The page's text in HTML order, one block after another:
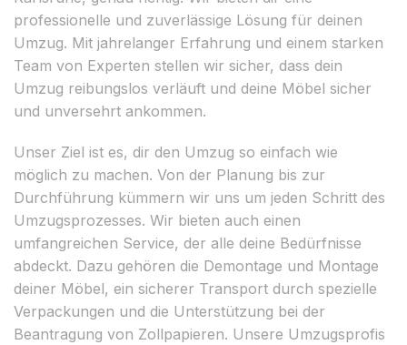
professionelle und zuverlässige Lösung für deinen
Umzug. Mit jahrelanger Erfahrung und einem starken
Team von Experten stellen wir sicher, dass dein
Umzug reibungslos verläuft und deine Möbel sicher
und unversehrt ankommen.
Unser Ziel ist es, dir den Umzug so einfach wie
möglich zu machen. Von der Planung bis zur
Durchführung kümmern wir uns um jeden Schritt des
Umzugsprozesses. Wir bieten auch einen
umfangreichen Service, der alle deine Bedürfnisse
abdeckt. Dazu gehören die Demontage und Montage
deiner Möbel, ein sicherer Transport durch spezielle
Verpackungen und die Unterstützung bei der
Beantragung von Zollpapieren. Unsere Umzugsprofis